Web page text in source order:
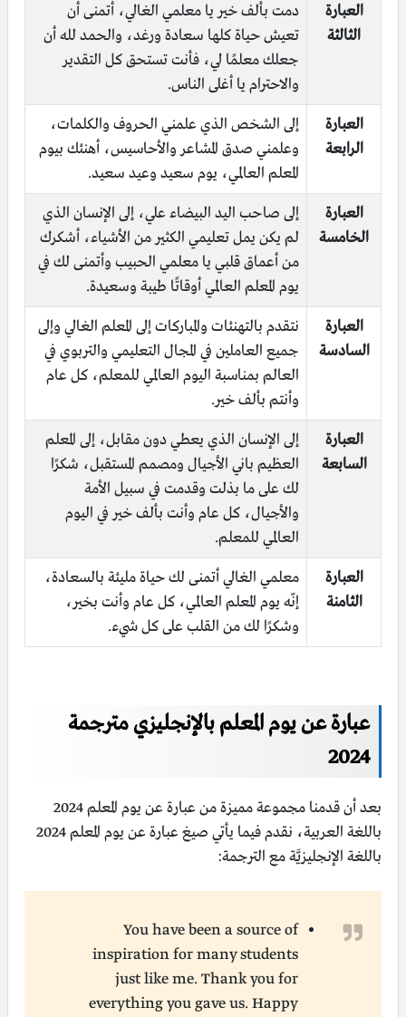
العبارة
الثالثة
دمت بألف خير يا معلمي الغالي، أتمنى أن
تعيش حياة كلها سعادة ورغد، والحمد لله أن
جعلك معلمًا لي، فأنت تستحق كل التقدير
والاحترام يا أغلى الناس.
العبارة
الرابعة
إلى الشخص الذي علمني الحروف والكلمات،
وعلمني صدق المشاعر والأحاسيس، أهنئك بيوم
المعلم العالمي، يوم سعيد وعيد سعيد.
العبارة
الخامسة
إلى صاحب اليد البيضاء علي، إلى الإنسان الذي
لم يكن يمل تعليمي الكثير من الأشياء، أشكرك
من أعماق قلبي يا معلمي الحبيب وأتمنى لك في
يوم المعلم العالمي أوقاتًا طيبة وسعيدة.
العبارة
السادسة
نتقدم بالتهنئات والمباركات إلى المعلم الغالي وإلى
جميع العاملين في المجال التعليمي والتربوي في
العالم بمناسبة اليوم العالمي للمعلم، كل عام
وأنتم بألف خير.
العبارة
السابعة
إلى الإنسان الذي يعطي دون مقابل، إلى المعلم
العظيم باني الأجيال ومصمم المستقبل، شكرًا
لك على ما بذلت وقدمت في سبيل الأمة
والأجيال، كل عام وأنت بألف خير في اليوم
العالمي للمعلم.
العبارة
الثامنة
معلمي الغالي أتمنى لك حياة مليئة بالسعادة،
إنّه يوم المعلم العالمي، كل عام وأنت بخير،
وشكرًا لك من القلب على كل شيء.
عبارة عن يوم المعلم بالإنجليزي مترجمة
2024
بعد أن قدمنا مجموعة مميزة من عبارة عن يوم المعلم 2024
باللغة العربية، نقدم فيما يأتي صيغ عبارة عن يوم المعلم 2024
باللغة الإنجليزيَّة مع الترجمة:
You have been a source of
inspiration for many students
just like me. Thank you for
everything you gave us. Happy